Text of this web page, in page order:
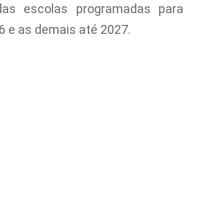
escolas programadas para
e as demais até 2027.